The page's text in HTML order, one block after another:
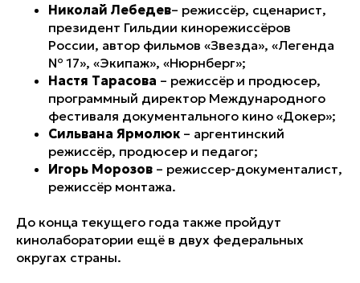
Николай Лебедев– режиссёр, сценарист,
президент Гильдии кинорежиссёров
России, автор фильмов «Звезда», «Легенда
№ 17», «Экипаж», «Нюрнберг»;
Настя Тарасова – режиссёр и продюсер,
программный директор Международного
фестиваля документального кино «Докер»;
Сильвана Ярмолюк – аргентинский
режиссёр, продюсер и педагог;
Игорь Морозов – режиссер-документалист,
режиссёр монтажа.
До конца текущего года также пройдут
кинолаборатории ещё в двух федеральных
округах страны.